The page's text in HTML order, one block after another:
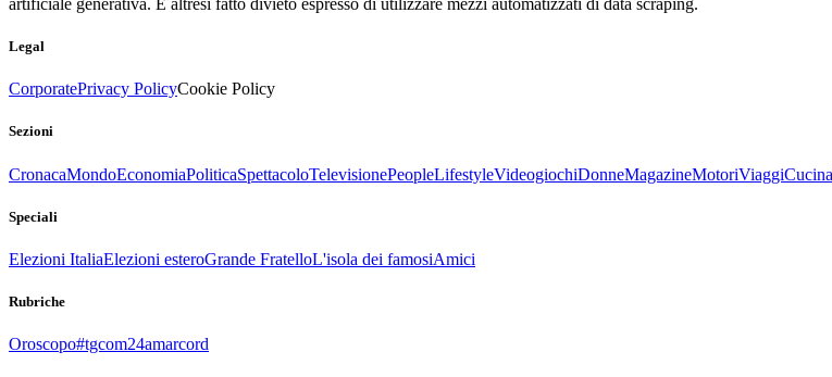
artificiale generativa. È altresì fatto divieto espresso di utilizzare mezzi automatizzati di data scraping.
Legal
CorporatePrivacy PolicyCookie Policy
Sezioni
CronacaMondoEconomiaPoliticaSpettacoloTelevisionePeopleLifestyleVideogiochiDonneMagazineMotoriViaggiCucina
Speciali
Elezioni ItaliaElezioni esteroGrande FratelloL'isola dei famosiAmici
Rubriche
Oroscopo#tgcom24amarcord